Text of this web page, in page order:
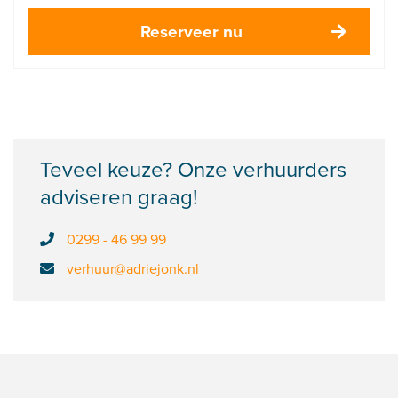
Reserveer nu
Teveel keuze? Onze verhuurders
adviseren graag!
0299 - 46 99 99
verhuur@adriejonk.nl